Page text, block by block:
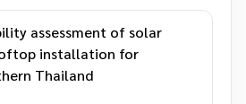
assessment of solar
installation for
Thailand